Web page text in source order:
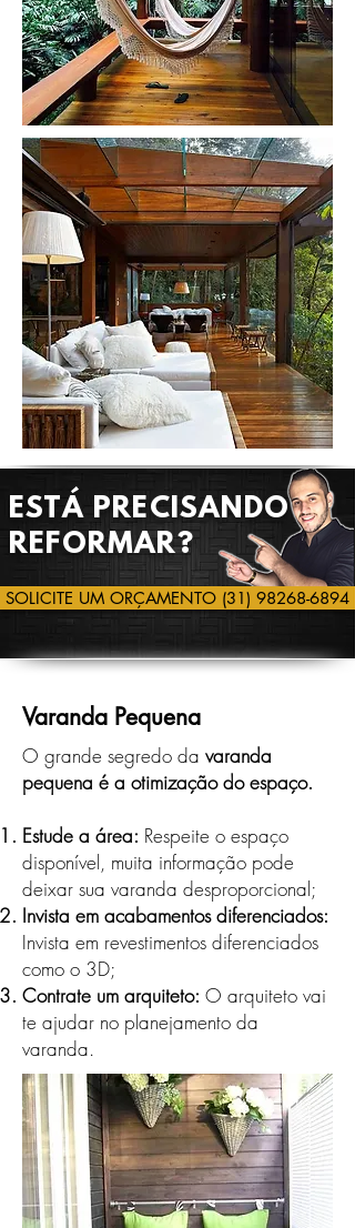
O grande segredo da varanda
pequena é a otimização do espaço.
Estude a área: Respeite o espaço
disponível, muita informação pode
deixar sua varanda desproporcional;
Invista em acabamentos diferenciados:
Invista em revestimentos diferenciados
como o 3D;
Contrate um arquiteto: O arquiteto vai
te ajudar no planejamento da
varanda.
Varanda Pequena
ESTÁ PRECISANDO
REFORMAR?
SOLICITE UM ORÇAMENTO (31) 98268-6894